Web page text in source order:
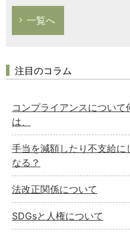
一覧へ
注目のコラム
コンプライアンスについ
は、
手当を減額したり不支給
なる？
法改正関係について
SDGsと人権について